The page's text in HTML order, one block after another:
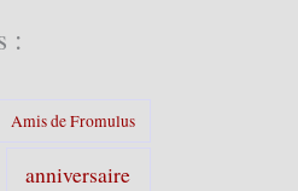
:
Amis de Fromulus
anniversaire